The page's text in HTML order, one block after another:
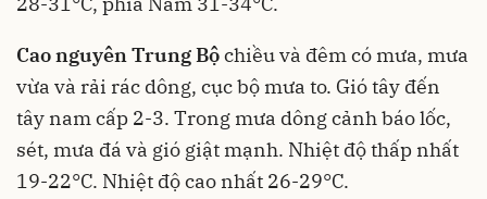
Cao nguyên Trung Bộchiều và đêm có mưa, mưa
vừa và rải rác dông, cục bộ mưa to. Gió tây đến
tây nam cấp 2-3. Trong mưa dông cảnh báo lốc,
sét, mưa đá và gió giật mạnh. Nhiệt độ thấp nhất
19-22°C. Nhiệt độ cao nhất 26-29°C.